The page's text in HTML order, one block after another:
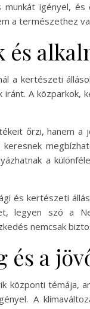
igényel, és
a természethez
és
a kertészeti
A
őrzi, hanem
a
és kertészeti
legyen szó a
nemcsak
és a
központi témája,
A